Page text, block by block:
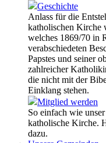
Geschichte
Anlass für die
katholischen Kirche
welches 1869/70 in
verabschiedeten
Papstes und seiner
zahlreicher
die nicht mit der
Einklang stehen.
Mitglied werden
So einfach wie
katholische Kirche.
dazu.